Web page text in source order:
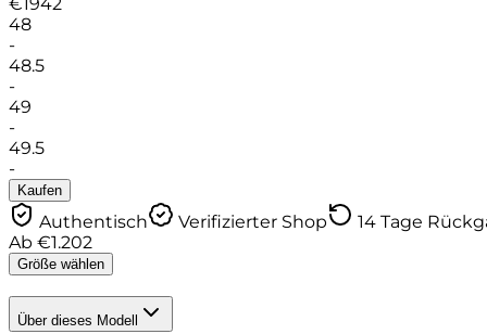
48
-
48.5
-
49
-
49.5
-
Kaufen
Authentisch Verifizierter Shop
14 Tage
Ab €1.202
Größe wählen
Über dieses Modell